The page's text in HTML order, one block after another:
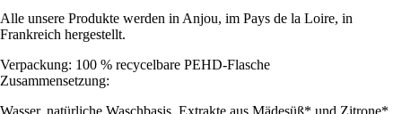
Alle unsere Produkte werden in Anjou, im Pays de la Loire, in
Frankreich hergestellt.
Verpackung: 100 % recycelbare PEHD-Flasche
Zusammensetzung: